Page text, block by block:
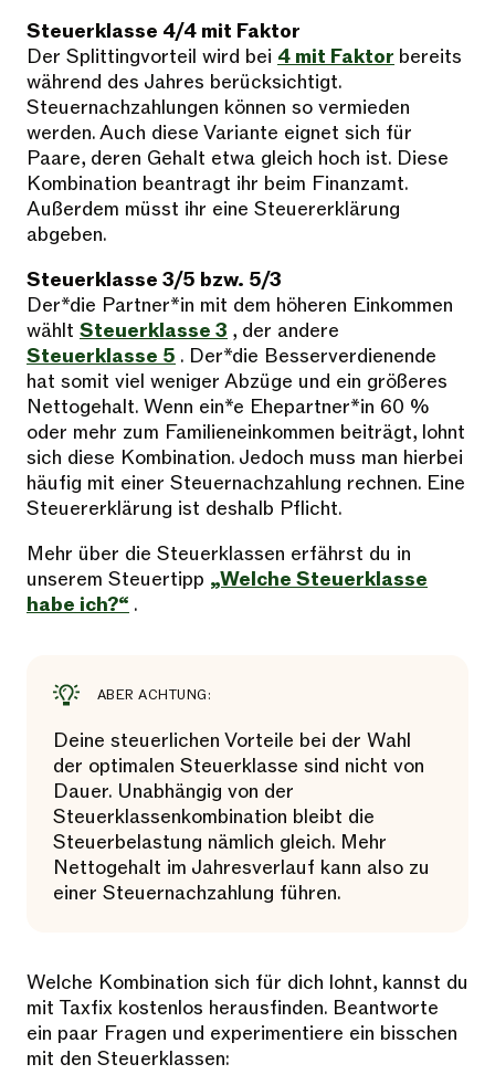
Steuerklasse 4/4 mit Faktor
Der Splittingvorteil wird bei 4 mit Faktor bereits
während des Jahres berücksichtigt.
Steuernachzahlungen können so vermieden
werden. Auch diese Variante eignet sich für
Paare, deren Gehalt etwa gleich hoch ist. Diese
Kombination beantragt ihr beim Finanzamt.
Außerdem müsst ihr eine Steuererklärung
abgeben.
Steuerklasse 3/5 bzw. 5/3
Der*die Partner*in mit dem höheren Einkommen
wählt Steuerklasse 3 , der andere
Steuerklasse 5 . Der*die Besserverdienende
hat somit viel weniger Abzüge und ein größeres
Nettogehalt. Wenn ein*e Ehepartner*in 60 %
oder mehr zum Familieneinkommen beiträgt, lohnt
sich diese Kombination. Jedoch muss man hierbei
häufig mit einer Steuernachzahlung rechnen. Eine
Steuererklärung ist deshalb Pflicht.
Mehr über die Steuerklassen erfährst du in
unserem Steuertipp „Welche Steuerklasse
habe ich?“ .
ABER ACHTUNG:
Deine steuerlichen Vorteile bei der Wahl
der optimalen Steuerklasse sind nicht von
Dauer. Unabhängig von der
Steuerklassenkombination bleibt die
Steuerbelastung nämlich gleich. Mehr
Nettogehalt im Jahresverlauf kann also zu
einer Steuernachzahlung führen.
Welche Kombination sich für dich lohnt, kannst du
mit Taxfix kostenlos herausfinden. Beantworte
ein paar Fragen und experimentiere ein bisschen
mit den Steuerklassen: